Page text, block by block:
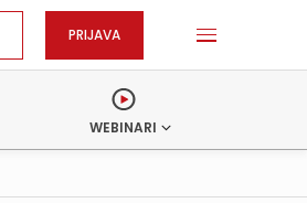
PRIJAVA
WEBINARI